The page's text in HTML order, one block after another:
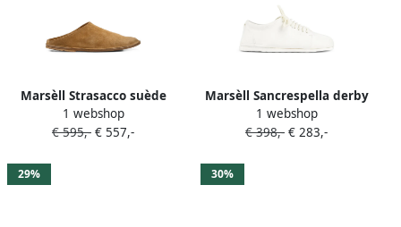
Marsèll Strasacco suède
sandalen Beige
1 webshop
€ 595,- € 557,-
Marsèll Sancrespella derby
schoenen Beige
1 webshop
€ 398,- € 283,-
29% 30%